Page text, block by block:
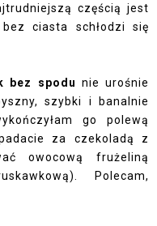
częścią jest
ciasta schłodzi się
bez spodu nie urośnie
szybki i banalnie
go polewą
za czekoladą z
owocową frużeliną
Polecam,